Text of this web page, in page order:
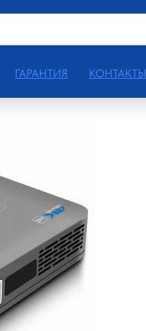
ГАРАНТИЯ КОНТАКТЫ